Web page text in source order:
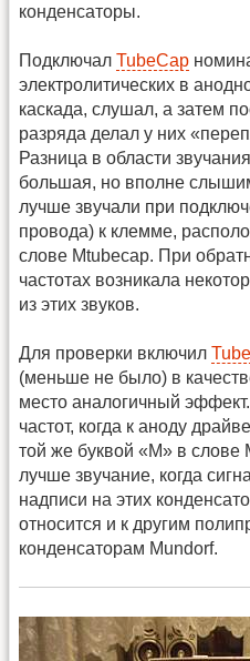
конденсаторы.
Подключал TubeCap
электролитических в
каскада, слушал, а затем
разряда делал у них
Разница в области
большая, но вполне
лучше звучали при
провода) к клемме,
слове Mtubecap. При
частотах возникала
из этих звуков.
Для проверки включил
(меньше не было) в
место аналогичный
частот, когда к аноду
той же буквой «М» в
лучше звучание, когда
надписи на этих
относится и к другим
конденсаторам Мundorf.